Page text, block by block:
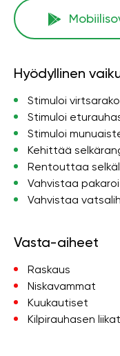
Hyödyllinen
Stimuloi
Stimuloi
Stimuloi
Kehittää
Rentouttaa
Vahvistaa
Vahvistaa
Vasta-aiheet
Raskaus
Niskavammat
Kuukautiset
Kilpirauhasen